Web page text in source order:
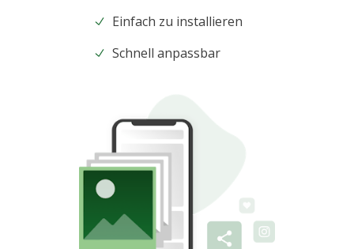
Einfach zu installieren
Schnell anpassbar